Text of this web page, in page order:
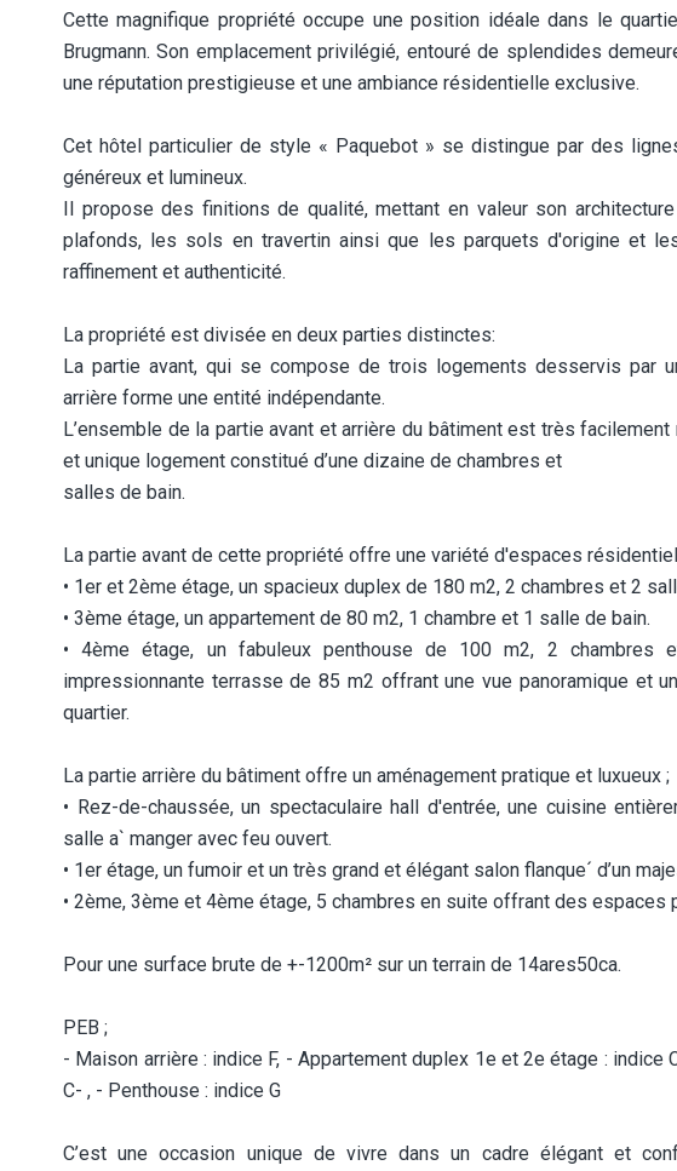
Cette magnifique propriété occupe une position idéale dans le
Brugmann. Son emplacement privilégié, entouré de splendides
une réputation prestigieuse et une ambiance résidentielle exclusive.
Cet hôtel particulier de style « Paquebot » se distingue par des
généreux et lumineux.
Il propose des finitions de qualité, mettant en valeur son
plafonds, les sols en travertin ainsi que les parquets d'origine et
raffinement et authenticité.
La propriété est divisée en deux parties distinctes:
La partie avant, qui se compose de trois logements desservis par
arrière forme une entité indépendante.
L’ensemble de la partie avant et arrière du bâtiment est très
et unique logement constitué d’une dizaine de chambres et
salles de bain.
La partie avant de cette propriété offre une variété d'espaces
• 1er et 2ème étage, un spacieux duplex de 180 m2, 2 chambres et 2
• 3ème étage, un appartement de 80 m2, 1 chambre et 1 salle de bain.
• 4ème étage, un fabuleux penthouse de 100 m2, 2 chambres
impressionnante terrasse de 85 m2 offrant une vue panoramique et
quartier.
La partie arrière du bâtiment offre un aménagement pratique et luxueux ;
• Rez-de-chaussée, un spectaculaire hall d'entrée, une cuisine
salle a` manger avec feu ouvert.
• 1er étage, un fumoir et un très grand et élégant salon flanque´ d’un
• 2ème, 3ème et 4ème étage, 5 chambres en suite offrant des
Pour une surface brute de +-1200m² sur un terrain de 14ares50ca.
PEB ;
- Maison arrière : indice F, - Appartement duplex 1e et 2e étage : indice
C- , - Penthouse : indice G
C’est une occasion unique de vivre dans un cadre élégant et